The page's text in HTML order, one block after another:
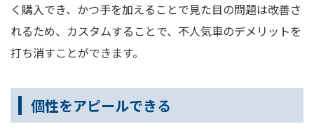
く購入でき、かつ手を加えることで見た目の問題は改善さ
れるため、カスタムすることで、不人気車のデメリットを
打ち消すことができます。
個性をアピールできる